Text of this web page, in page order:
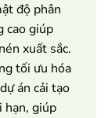
độ phân
cao giúp
xuất sắc.
tối ưu hóa
án cải tạo
hạn, giúp